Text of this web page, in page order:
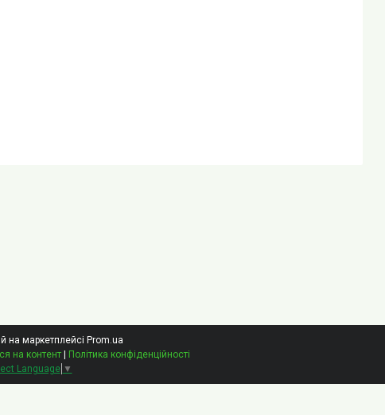
на маркетплейсі Prom.ua
на контент | Політика конфіденційності
Language ▼